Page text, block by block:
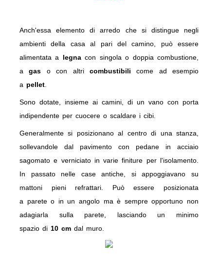
Anch'essa elemento di arredo che si distingue negli
ambienti della casa al pari del camino, può essere
alimentata a legnacon singola o doppia combustione,
agas o con altri combustibili come ad esempio
a pellet.
Sono dotate, insieme ai camini, di un vano con porta
indipendente per cuocere o scaldare i cibi.
Generalmente si posizionano al centro di unastanza,
sollevandole dal pavimento con pedane in acciaio
sagomato e verniciato invarie finiture per l'isolamento.
In passatonelle case antiche, siappoggiavano su
mattoni pieni refrattari. Può essere posizionata
a pareteo in unangolo maè sempreopportuno non
adagiarla sulla parete, lasciando un minimo
spazio di 10 cm dal muro.